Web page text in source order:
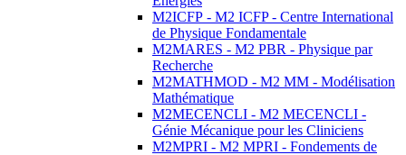
M2ICFP - M2 ICFP - Centre International
de Physique Fondamentale
M2MARES - M2 PBR - Physique par
Recherche
M2MATHMOD - M2 MM - Modélisation
Mathématique
M2MECENCLI - M2 MECENCLI -
Génie Mécanique pour les Cliniciens
M2MPRI - M2 MPRI - Fondements de